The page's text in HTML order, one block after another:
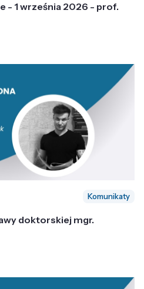
- 1 września 2026 - prof.
Komunikaty
doktorskiej mgr.